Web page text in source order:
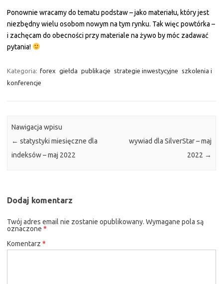
Ponownie wracamy do tematu podstaw – jako materiału, który jest
niezbędny wielu osobom nowym na tym rynku. Tak więc powtórka –
i zachęcam do obecności przy materiale na żywo by móc zadawać
pytania!
Kategoria: forex giełda publikacje strategie inwestycyjne szkolenia i
konferencje
Nawigacja wpisu
← statystyki miesięczne dla
indeksów – maj 2022
wywiad dla SilverStar – maj
2022 →
Dodaj komentarz
Twój adres email nie zostanie opublikowany. Wymagane pola są
oznaczone *
Komentarz *